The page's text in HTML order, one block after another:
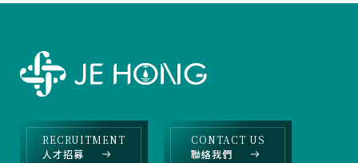
RECRUITMENT
人才招募
CONTACT US
聯絡我們